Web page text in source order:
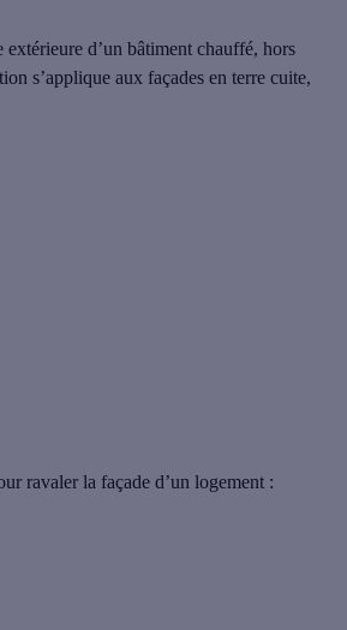
d’un bâtiment chauffé, hors
s’applique aux façades en terre cuite,
ravaler la façade d’un logement :